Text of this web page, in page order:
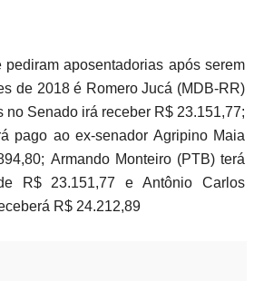
pediram aposentadorias após serem
de 2018 é Romero Jucá (MDB-RR)
no Senado irá receber R$ 23.151,77;
pago ao ex-senador Agripino Maia
Armando Monteiro (PTB) terá
R$ 23.151,77 eAntônio Carlos
R$ 24.212,89